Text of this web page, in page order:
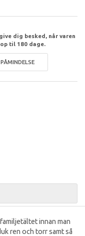
dig besked, når varen
til 180 dage.
PÅMINDELSE
innan man
ren och torr samt så